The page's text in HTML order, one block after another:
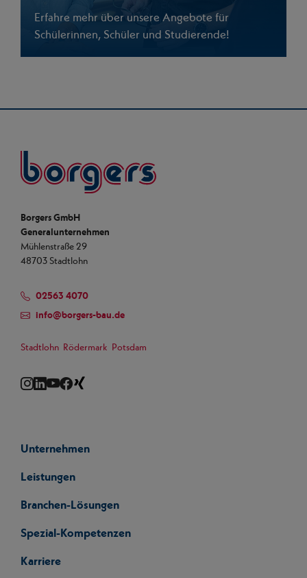
Erfahre mehr über unsere Angebote für
Schülerinnen, Schüler und Studierende!
Borgers GmbH
Generalunternehmen
Mühlenstraße 29
48703 Stadtlohn
02563 4070
info@borgers-bau.de
Stadtlohn Rödermark Potsdam
Instagram
LinkedIn
YouTube
Facebook
Unternehmen
Leistungen
Branchen-Lösungen
Spezial-Kompetenzen
Karriere